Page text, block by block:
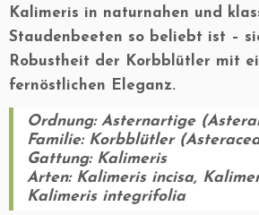
Kalimeris in naturnahen und
Staudenbeeten so beliebt ist –
Robustheit der Korbblütler mit
fernöstlichen Eleganz.
Ordnung:Asternartige (
Familie:Korbblütler (
Gattung:Kalimeris
Arten: Kalimeris incisa,
Kalimeris integrifolia